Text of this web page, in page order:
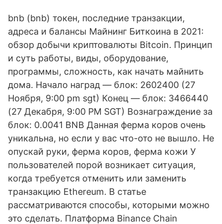
bnb (bnb) токен, последние транзакции,
адреса и балансы Майнинг Биткоина в 2021:
обзор добычи криптовалюты Bitcoin. Принцип
и суть работы, виды, оборудование,
программы, сложность, как начать майнить
дома. Начало наград — блок: 2602400 (27
Ноября, 9:00 pm sgt) Конец — блок: 3466440
(27 Декабря, 9:00 PM SGT) Вознаграждение за
блок: 0.0041 BNB Данная ферма коров очень
уникальна, но если у вас что-ото не вышло. Не
опускай руки, ферма коров, ферма кожи У
пользователей порой возникает ситуация,
когда требуется отменить или заменить
транзакцию Ethereum. В статье
рассматриваются способы, которыми можно
это сделать. Платформа Binance Chain